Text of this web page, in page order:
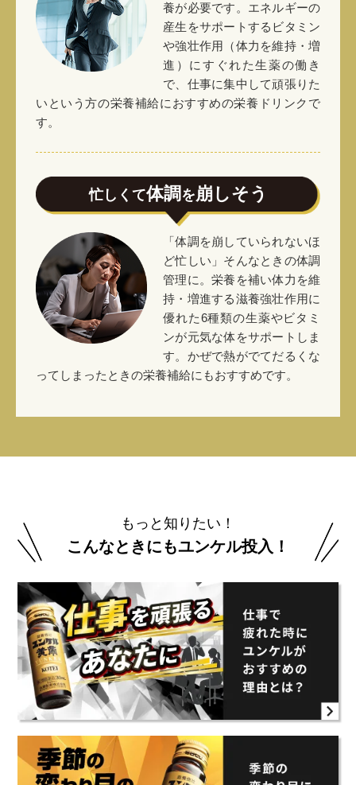
養が必要です。エネルギーの
産生をサポートするビタミン
や強壮作用（体力を維持・増
進）にすぐれた生薬の働き
で、仕事に集中して頑張りた
いという方の栄養補給におすすめの栄養ドリンクで
す。
忙しくて体調 を崩しそう
「体調を崩していられないほ
ど忙しい」そんなときの体調
管理に。栄養を補い体力を維
持・増進する滋養強壮作用に
優れた6種類の生薬やビタミ
ンが元気な体をサポートしま
す。かぜで熱がでてだるくな
ってしまったときの栄養補給にもおすすめです。
もっと知りたい！
こんなときにもユンケル投入！